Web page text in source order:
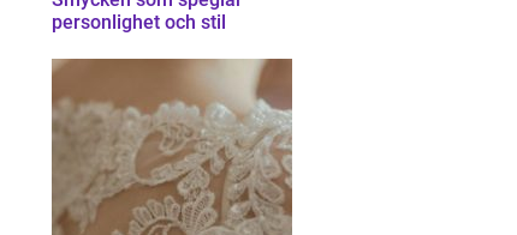
personlighet och stil